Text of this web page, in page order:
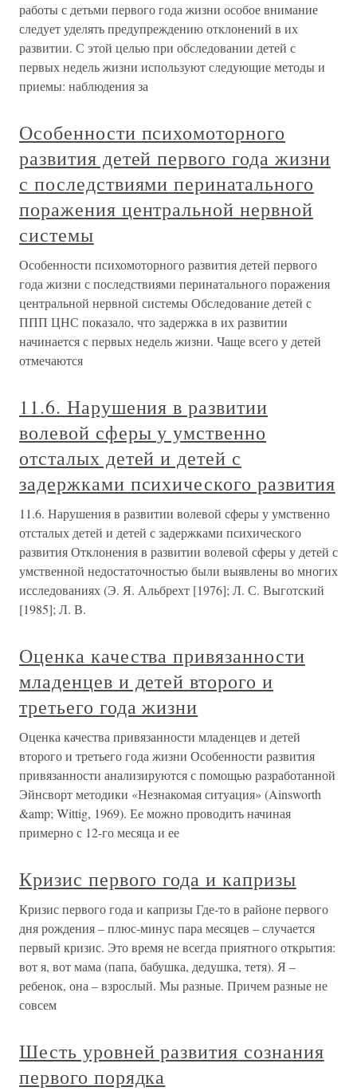
работы с детьми первого года жизни особое внимание
следует уделять предупреждению отклонений в их
развитии. С этой целью при обследовании детей с
первых недель жизни используют следующие методы и
приемы: наблюдения за
Особенности психомоторного
развития детей первого года жизни
с последствиями перинатального
поражения центральной нервной
системы
Особенности психомоторного развития детей первого
года жизни с последствиями перинатального поражения
центральной нервной системы Обследование детей с
ППП ЦНС показало, что задержка в их развитии
начинается с первых недель жизни. Чаще всего у детей
отмечаются
11.6. Нарушения в развитии
волевой сферы у умственно
отсталых детей и детей с
задержками психического развития
11.6. Нарушения в развитии волевой сферы у умственно
отсталых детей и детей с задержками психического
развития Отклонения в развитии волевой сферы у детей с
умственной недостаточностью были выявлены во многих
исследованиях (Э. Я. Альбрехт [1976]; Л. С. Выготский
[1985]; Л. В.
Оценка качества привязанности
младенцев и детей второго и
третьего года жизни
Оценка качества привязанности младенцев и детей
второго и третьего года жизни Особенности развития
привязанности анализируются с помощью разработанной
Эйнсворт методики «Незнакомая ситуация» (Ainsworth
&amp; Wittig, 1969). Ее можно проводить начиная
примерно с 12-го месяца и ее
Кризис первого года и капризы
Кризис первого года и капризы Где-то в районе первого
дня рождения – плюс-минус пара месяцев – случается
первый кризис. Это время не всегда приятного открытия:
вот я, вот мама (папа, бабушка, дедушка, тетя). Я –
ребенок, она – взрослый. Мы разные. Причем разные не
совсем
Шесть уровней развития сознания
первого порядка